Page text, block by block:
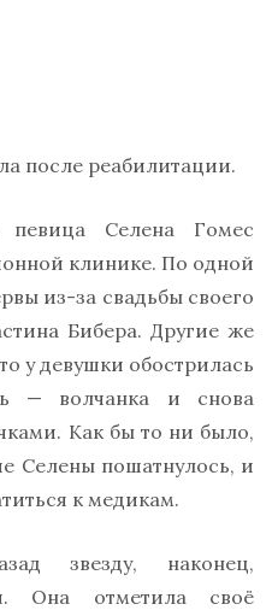
после реабилитации.
Селена Гомес
клинике. По одной
из-за свадьбы своего
Бибера. Другие же
у девушки обострилась
— волчанка и снова
Как бы то ни было,
Селены пошатнулось, и
к медикам.
звезду, наконец,
Она отметила своё